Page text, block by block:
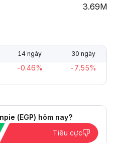
3.69M
14 ngày 30 ngày
-0.46% -7.55%
(EGP) hôm nay?
Tiêu cực